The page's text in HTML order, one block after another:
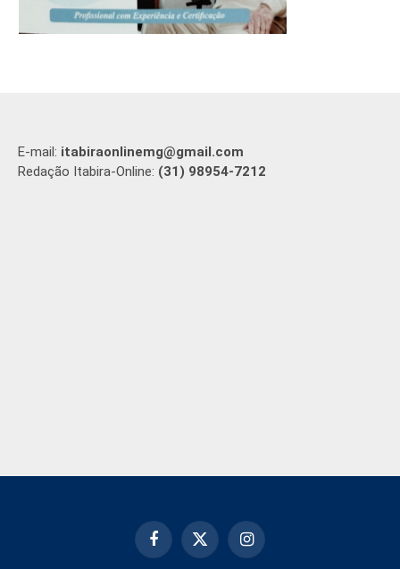
E-mail: itabiraonlinemg@gmail.com
Redação Itabira-Online: (31) 98954-7212
Facebook
X
Instagram